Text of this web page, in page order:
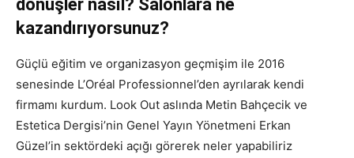
dönüşler nasıl? Salonlara ne
kazandırıyorsunuz?
Güçlü eğitim ve organizasyon geçmişim ile 2016
senesinde L’Oréal Professionnel’den ayrılarak kendi
firmamı kurdum. Look Out aslında Metin Bahçecik ve
Estetica Dergisi’nin Genel Yayın Yönetmeni Erkan
Güzel’in sektördeki açığı görerek neler yapabiliriz